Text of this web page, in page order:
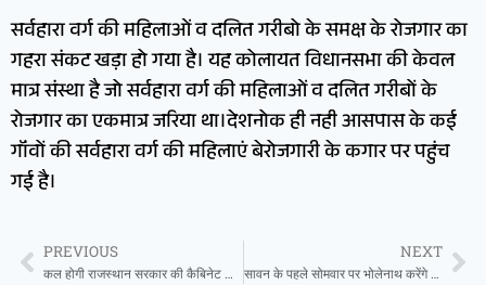
सर्वहारा वर्ग की महिलाओं व दलित गरीबो के समक्ष के रोजगार का
गहरा संकट खड़ा हो गया है। यह कोलायत विधानसभा की केवल
मात्र संस्था है जो सर्वहारा वर्ग की महिलाओं व दलित गरीबों के
रोजगार का एकमात्र जरिया था।देशनोक ही नही आसपास के कई
गॉंवों की सर्वहारा वर्ग की महिलाएं बेरोजगारी के कगार पर पहुंच
गई है।
PREVIOUS
कल होगी राजस्थान सरकार की कैबिनेट और मंत्रिपरिषद की बैठक, कई बड़े मामलों पर होगा मंथन
NEXT
सावन के पहले सोमवार पर भोलेनाथ करेंगे इन राशियों का उद्धार, जानें, कैसा रहेगा आपका हाल